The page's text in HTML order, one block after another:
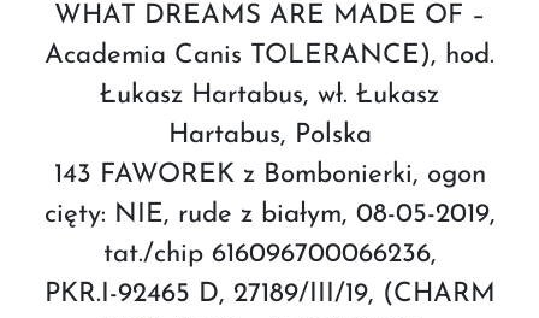
WHAT DREAMS ARE MADE OF –
Academia Canis TOLERANCE), hod.
Łukasz Hartabus, wł. Łukasz
Hartabus, Polska
143 FAWOREK z Bombonierki, ogon
cięty: NIE, rude z białym, 08-05-2019,
tat./chip 616096700066236,
PKR.I-92465 D, 27189/III/19, (CHARM